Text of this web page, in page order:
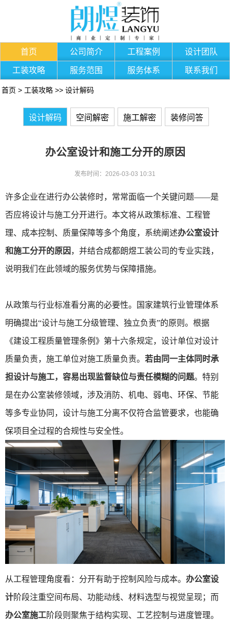
首页 公司简介 工程案例 设计团队
工装攻略 服务范围 服务体系 联系我们
首页 > 工装攻略 >> 设计解码
设计解码 空间解密 施工解密 装修问答
办公室设计和施工分开的原因
发布时间：2026-03-03 10:31
许多企业在进行办公装修时，常常面临一个关键问题——是
否应将设计与施工分开进行。本文将从政策标准、工程管
理、成本控制、质量保障等多个角度，系统阐述办公室设计
和施工分开的原因 ，并结合成都朗煜工装公司的专业实践，
说明我们在此领域的服务优势与保障措施。
从政策与行业标准看分离的必要性。国家建筑行业管理体系
明确提出“设计与施工分级管理、独立负责”的原则。根据
《建设工程质量管理条例》第十六条规定，设计单位对设计
质量负责，施工单位对施工质量负责。 若由同一主体同时承
担设计与施工，容易出现监督缺位与责任模糊的问题。特别
是在办公室装修领域，涉及消防、机电、弱电、环保、节能
等多专业协同，设计与施工分离不仅符合监管要求，也能确
保项目全过程的合规性与安全性。
从工程管理角度看：分开有助于控制风险与成本。 办公室设
计阶段注重空间布局、功能动线、材料选型与视觉呈现；而
办公室施工阶段则聚焦于结构实现、工艺控制与进度管理。